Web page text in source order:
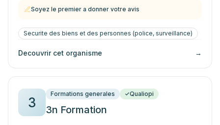
Soyez le premier a donner votre avis
Securite des biens et des personnes (police, surveillance)
Decouvrir cet organisme →
3
Formations generales Qualiopi
3n Formation